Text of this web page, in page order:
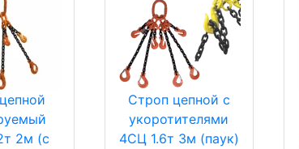
2м (с
Строп цепной с
укоротителями
4СЦ 1.6т 3м (паук)